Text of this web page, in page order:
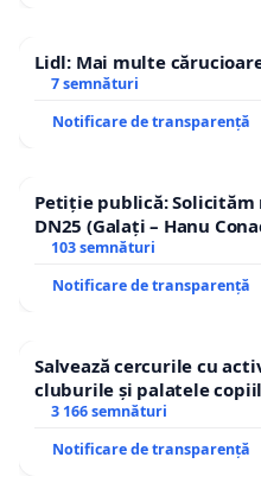
Lidl: Mai multe
7 semnături
Notificare de transparență
Petiție publică:
DN25 (Galați – Hanu
traseului în afara
103 semnături
Notificare de transparență
Salvează cercurile cu
cluburile și palatele
3 166 semnături
Notificare de transparență